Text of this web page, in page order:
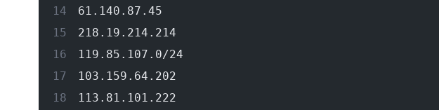
61.140.87.45
218.19.214.214
119.85.107.0/24
103.159.64.202
113.81.101.222